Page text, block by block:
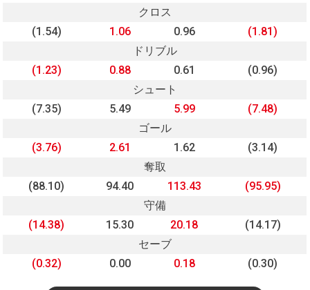
クロス
(1.54)
1.06 0.96
(1.81)
ドリブル
(1.23)
0.88 0.61
(0.96)
シュート
(7.35)
5.49 5.99
(7.48)
ゴール
(3.76)
2.61 1.62
(3.14)
奪取
(88.10)
94.40 113.43
(95.95)
守備
(14.38)
15.30 20.18
(14.17)
セーブ
(0.32)
0.00 0.18 (0.30)